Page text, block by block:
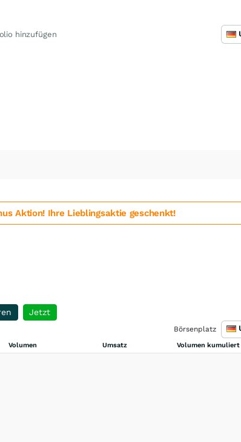
hinzufügen
Aktion! Ihre Lieblingsaktie geschenkt!
Jetzt
Börsenplatz
Volumen Umsatz Volumen kumuliert